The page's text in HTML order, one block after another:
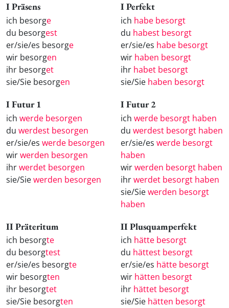
I Präsens
ich besorge
du besorgest
er/sie/es besorge
wir besorgen
ihr besorget
sie/Sie besorgen
I Perfekt
ich habe besorgt
du habest besorgt
er/sie/es habe besorgt
wir haben besorgt
ihr habet besorgt
sie/Sie haben besorgt
I Futur 1
ich werde besorgen
du werdest besorgen
er/sie/es werde besorgen
wirwerden besorgen
ihrwerdet besorgen
sie/Siewerden besorgen
I Futur 2
ich werde besorgt haben
du werdest besorgt haben
er/sie/es werde besorgt
haben
wirwerden besorgt haben
ihrwerdet besorgt haben
sie/Siewerden besorgt
haben
II Präteritum
ich besorgte
du besorgtest
er/sie/es besorgte
wir besorgten
ihr besorgtet
sie/Sie besorgten
II Plusquamperfekt
ich hätte besorgt
du hättest besorgt
er/sie/es hätte besorgt
wir hätten besorgt
ihr hättet besorgt
sie/Sie hätten besorgt